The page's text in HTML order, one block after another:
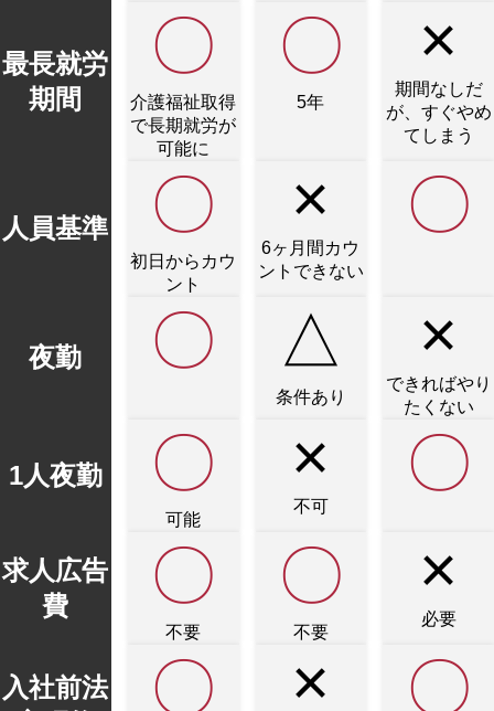
最長就労
期間
〇
介護福祉取得
で長期就労が
可能に
〇
5年
×
期間なしだ
が、 すぐやめ
てしまう
人員基準 〇
初日からカウ
ント
×
6ヶ月間カウ
ントできない
〇
夜勤 〇 △
条件あり
×
できればやり
たくない
1人夜勤 〇
可能
×
不可
〇
求人広告
費
〇
不要
〇
不要
×
必要
入社前法
〇 × 〇